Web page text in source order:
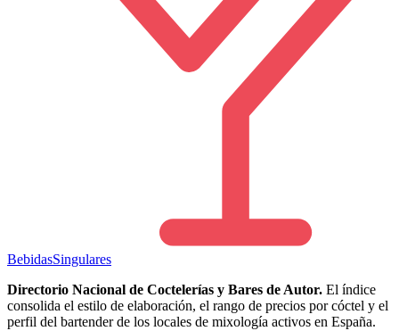
BebidasSingulares
Directorio Nacional de Coctelerías y Bares de Autor. El índice
consolida el estilo de elaboración, el rango de precios por cóctel y el
perfil del bartender de los locales de mixología activos en España.